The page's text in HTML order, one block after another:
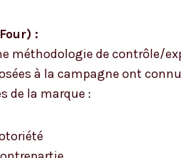
:
méthodologie de contrôle/
à la campagne ont
de la marque :